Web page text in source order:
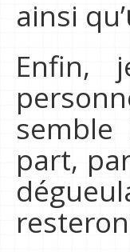
ainsi qu’
Enfin,
semble
part,